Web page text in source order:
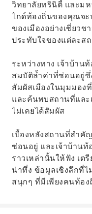
วิทยาลัยทรินิตี้ และมห
ไกด์ท้องถิ่นของคุณจ
ของเมืองอย่างเชี่ยวช
ประทับใจของแต่ละส
ระหว่างทาง เจ้าบ้า
สมบัติล้ำค่าที่ซ่อนอยู่ซึ่
สัมผัสเมืองในมุมมอง
และค้นพบสถานที่และ
ไม่เคยได้สัมผัส
เบื้องหลังสถานที่สำคั
ซ่อนอยู่ และเจ้าบ้านท้
ราวเหล่านั้นให้ฟัง เต
น่าทึ่ง ข้อมูลเชิงลึกที่ไ
สนุกๆ ที่มีเพียงคนท้อ